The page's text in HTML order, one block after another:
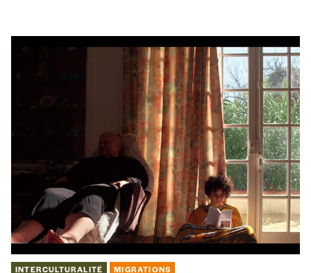
INTERCULTURALITÉ MIGRATIONS